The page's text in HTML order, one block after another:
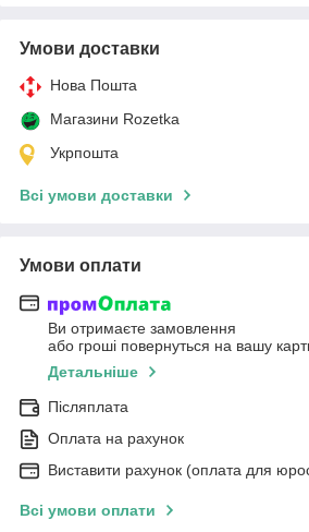
Умови доставки
Нова Пошта
Магазини Rozetka
Укрпошта
Всі умови доставки
Умови оплати
Ви отримаєте замовлення
або гроші повернуться на вашу
Детальніше
Післяплата
Оплата на рахунок
Виставити рахунок (оплата для
Всі умови оплати